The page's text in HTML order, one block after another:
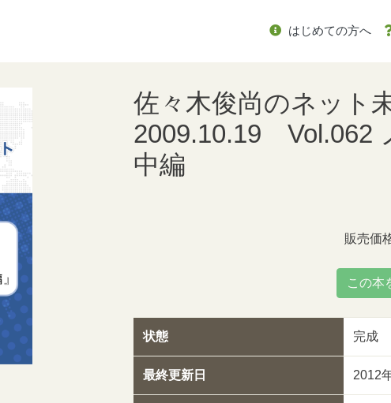
はじめての方へ
佐々木俊尚のネット
2009.10.19 Vol.062
中編
販売価
この本
状態 完成
最終更新日 2012